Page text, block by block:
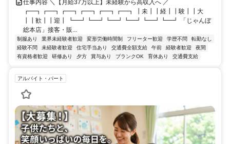
仕事内容 ＼【月給37万以上】未経験から高収入へ ／
┏━┓┏━┓┏━┓┏━┓┏━┓┏━┓ ┃未┃┃経┃┃験┃┃大
┃┃歓┃┃迎┃ ┗━┛┗━┛┗━┛┗━┛┗━┛┗━┛ 「じゃんぼ
総本店」接客・販...
制服あり 業界未経験者歓迎 変形労働時間制 フリーター歓迎 学歴不問
転勤なし
経験不問
未経験者歓迎 住宅手当あり 交通費全額支給 午前 経験者歓迎
夜間
有資格者歓迎
研修あり 夕方 賞与あり ブランクOK 育休あり 交通費支給
アルバイト・パート